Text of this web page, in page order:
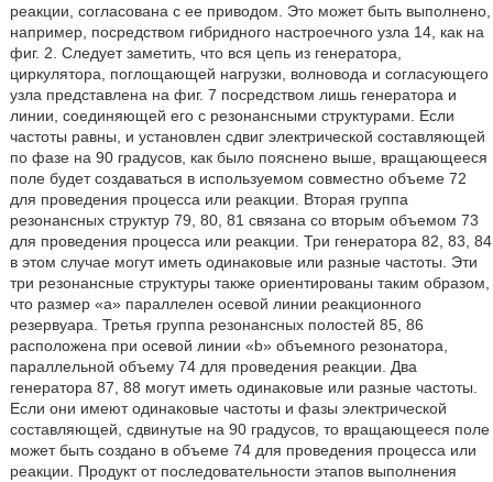
реакции, согласована с ее приводом. Это может быть выполнено,
например, посредством гибридного настроечного узла 14, как на
фиг. 2. Следует заметить, что вся цепь из генератора,
циркулятора, поглощающей нагрузки, волновода и согласующего
узла представлена на фиг. 7 посредством лишь генератора и
линии, соединяющей его с резонансными структурами. Если
частоты равны, и установлен сдвиг электрической составляющей
по фазе на 90 градусов, как было пояснено выше, вращающееся
поле будет создаваться в используемом совместно объеме 72
для проведения процесса или реакции. Вторая группа
резонансных структур 79, 80, 81 связана со вторым объемом 73
для проведения процесса или реакции. Три генератора 82, 83, 84
в этом случае могут иметь одинаковые или разные частоты. Эти
три резонансные структуры также ориентированы таким образом,
что размер «a» параллелен осевой линии реакционного
резервуара. Третья группа резонансных полостей 85, 86
расположена при осевой линии «b» объемного резонатора,
параллельной объему 74 для проведения реакции. Два
генератора 87, 88 могут иметь одинаковые или разные частоты.
Если они имеют одинаковые частоты и фазы электрической
составляющей, сдвинутые на 90 градусов, то вращающееся поле
может быть создано в объеме 74 для проведения процесса или
реакции. Продукт от последовательности этапов выполнения